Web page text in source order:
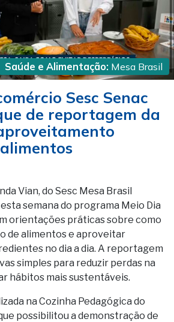
Saúde e Alimentação: Mesa Brasil
Sesc Senac
de reportagem da
Vian, do Sesc Mesa Brasil
semana do programa Meio Dia
orientações práticas sobre como
de alimentos e aproveitar
no dia a dia. A reportagem
simples para reduzir perdas na
hábitos mais sustentáveis.
na Cozinha Pedagógica do
possibilitou a demonstração de